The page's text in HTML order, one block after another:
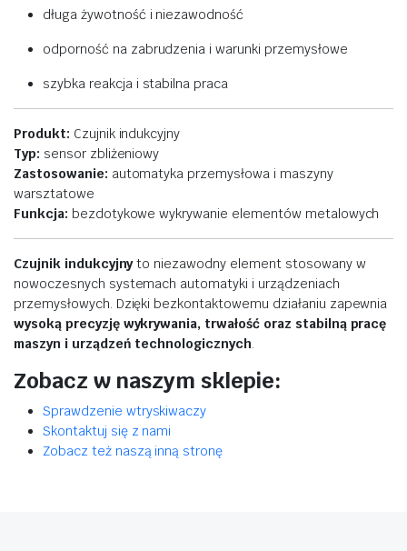
długa żywotność i niezawodność
odporność na zabrudzenia iwarunki przemysłowe
szybka reakcja i stabilna praca
Produkt: Czujnik indukcyjny
Typ: sensor zbliżeniowy
Zastosowanie: automatyka przemysłowa i maszyny
warsztatowe
Funkcja: bezdotykowewykrywanie elementów metalowych
Czujnik indukcyjny to niezawodny element stosowany w
nowoczesnych systemach automatyki i urządzeniach
przemysłowych. Dziękibezkontaktowemu działaniu zapewnia
wysoką precyzję wykrywania, trwałość oraz stabilną pracę
maszyn i urządzeń technologicznych.
Zobacz w naszym sklepie:
Sprawdzenie wtryskiwaczy
Skontaktuj się z nami
Zobacz też naszą inną stronę